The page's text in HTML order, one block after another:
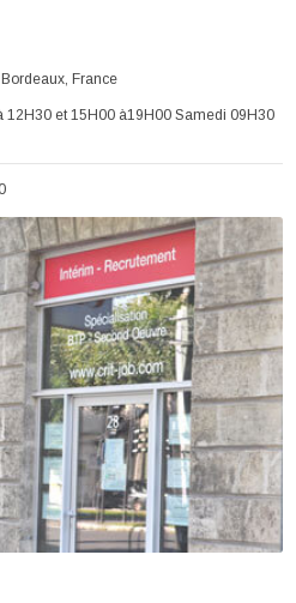
France
12H30 et 15H00 à19H00 Samedi 09H30